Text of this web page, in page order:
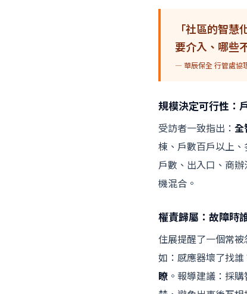
「社區的智
要介入、哪些
— 華辰保全 行管處協
規模決定可行性：
受訪者一致指出： 全
棟、戶數百戶以上
戶數、出入口、商
機混合。
權責歸屬：故障時
住展提醒了一個常
如：感應器壞了找
瞭 。報導建議：採